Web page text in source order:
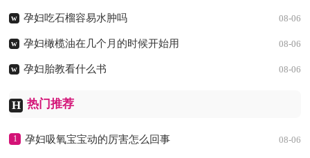
w 孕妇吃石榴容易水肿吗 08-06
w 孕妇橄榄油在几个月的时候开始用 08-06
w 孕妇胎教看什么书 08-06
H 热门推荐
1 08-06
孕妇吸氧宝宝动的厉害怎么回事